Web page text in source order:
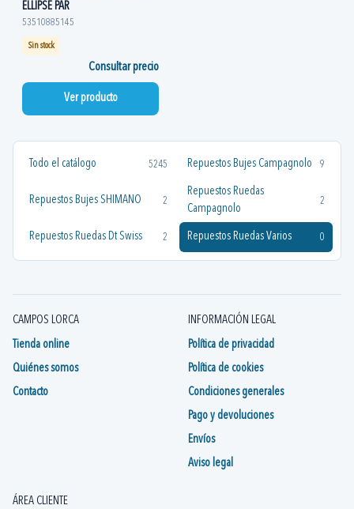
Todo el catálogo 5245 Repuestos Bujes Campagnolo 9
Repuestos Bujes SHIMANO 2
Repuestos Ruedas
Campagnolo
2
Repuestos Ruedas Dt Swiss 2 Repuestos Ruedas Varios 0
ELLIPSE PAR
53510885145
Sin stock
Consultar precio
Ver producto
CAMPOS LORCA
Tienda online
Quiénes somos
Contacto
INFORMACIÓN LEGAL
Política de privacidad
Política de cookies
Condiciones generales
Pago y devoluciones
Envíos
Aviso legal
ÁREA CLIENTE